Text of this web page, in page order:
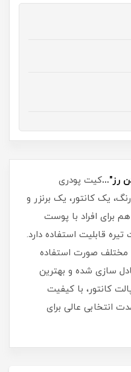
کیت پودری
یک کانتور، یک برنزر و
برای افراد با پوست
قابلیت استفاده دارد.
مختلف صورت استفاده
سازی شده و بهترین
کانتور، با کیفیت
انتخابی عالی برای